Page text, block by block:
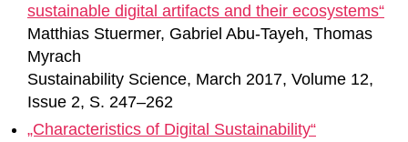
sustainable digital artifacts and their ecosystems“
Matthias Stuermer, Gabriel Abu-Tayeh, Thomas
Myrach
Sustainability Science, March 2017, Volume 12,
Issue 2, S. 247–262
„Characteristics of Digital Sustainability“